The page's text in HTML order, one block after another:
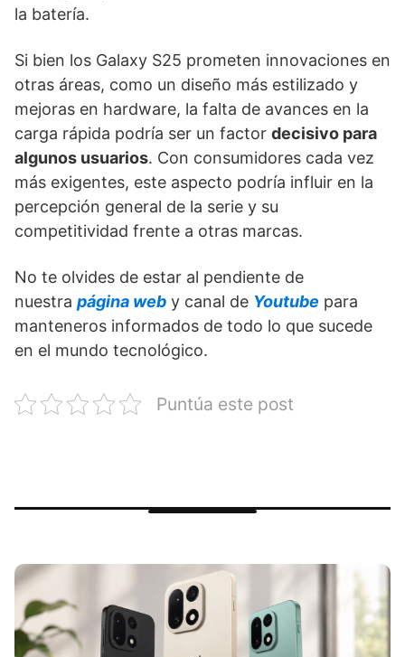
la batería.
Si bien los Galaxy S25 prometen innovaciones en
otras áreas, como un diseño más estilizado y
mejoras en hardware, la falta de avances en la
carga rápida podría ser un factor decisivo para
algunos usuarios. Con consumidores cada vez
más exigentes, este aspecto podría influir en la
percepción general de la serie y su
competitividad frente a otras marcas.
No te olvides de estar al pendiente de
nuestra página web y canal de Youtube para
manteneros informados de todo lo que sucede
en el mundo tecnológico.
Puntúa este post